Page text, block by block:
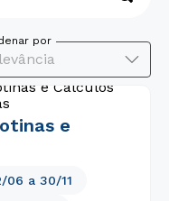
e
06 a 30/11
MAIS BUSCADOS